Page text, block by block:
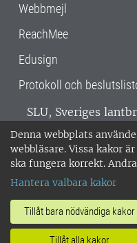
Denna webbplats
webbläsare. Vissa kakor
ska fungera korrekt.
Hantera valbara kakor
Tillåt bara nödvändiga kakor
Tillåt alla kakor
Webbmejl
ReachMee
Edusign
Protokoll och
SLU, Sveriges
verksamhet över
Alnarp, Uppsala
miljöcertifierat
018-67 10 00 • Org
Om SLU:s
•Hantera kakor•